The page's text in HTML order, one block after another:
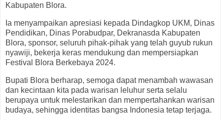
Kabupaten Blora.
Ia menyampaikan apresiasi kepada Dindagkop UKM, Dinas
Pendidikan, Dinas Porabudpar, Dekranasda Kabupaten
Blora, sponsor, seluruh pihak-pihak yang telah guyub rukun
nyawiji, bekerja keras mendukung dan mempersiapkan
Festival Blora Berkebaya 2024.
Bupati Blora berharap, semoga dapat menambah wawasan
dan kecintaan kita pada warisan leluhur serta selalu
berupaya untuk melestarikan dan mempertahankan warisan
budaya, sehingga identitas bangsa Indonesia tetap terjaga.